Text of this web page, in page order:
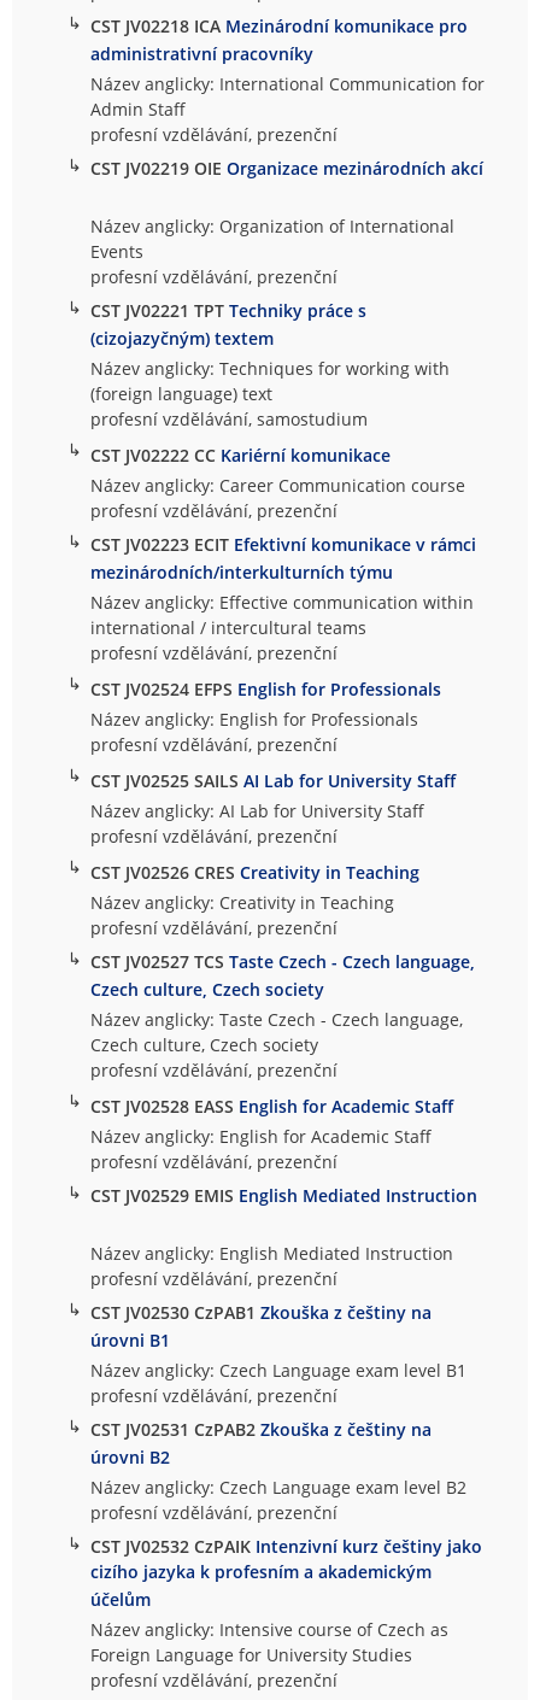
↳ CST JV02218 ICA Mezinárodní komunikace pro
administrativní pracovníky
Název anglicky: International Communication for
Admin Staff
profesní vzdělávání, prezenční
↳ CST JV02219 OIEOrganizace mezinárodních akcí
Název anglicky: Organization of International
Events
profesní vzdělávání, prezenční
↳ CST JV02221 TPTTechniky práce s
(cizojazyčným) textem
Název anglicky: Techniques for working with
(foreign language) text
profesní vzdělávání, samostudium
↳ CST JV02222 CC Kariérní komunikace
Název anglicky: Career Communication course
profesní vzdělávání, prezenční
↳ CST JV02223 ECIT Efektivní komunikace v rámci
mezinárodních/interkulturních týmu
Název anglicky: Effective communication within
international / intercultural teams
profesní vzdělávání, prezenční
↳ CST JV02524 EFPS English for Professionals
Název anglicky: English for Professionals
profesní vzdělávání, prezenční
↳ CST JV02525 SAILSAI Lab for University Staff
Název anglicky: AI Lab for University Staff
profesní vzdělávání, prezenční
↳ CST JV02526 CRESCreativity in Teaching
Název anglicky: Creativity in Teaching
profesní vzdělávání, prezenční
↳ CST JV02527 TCSTaste Czech - Czech language,
Czech culture, Czech society
Název anglicky: Taste Czech - Czech language,
Czech culture, Czech society
profesní vzdělávání, prezenční
↳ CST JV02528 EASS English for Academic Staff
Název anglicky: English for Academic Staff
profesní vzdělávání, prezenční
↳ CST JV02529 EMIS English Mediated Instruction
Název anglicky: English Mediated Instruction
profesní vzdělávání, prezenční
↳ CST JV02530 CzPAB1Zkouška z češtiny na
úrovni B1
Název anglicky: Czech Language exam level B1
profesní vzdělávání, prezenční
↳ CST JV02531 CzPAB2Zkouška z češtiny na
úrovni B2
Název anglicky: Czech Language exam level B2
profesní vzdělávání, prezenční
↳ CST JV02532 CzPAIK Intenzivní kurz češtiny jako
cizího jazyka k profesním a akademickým
účelům
Název anglicky: Intensive course of Czech as
Foreign Language for University Studies
profesní vzdělávání, prezenční